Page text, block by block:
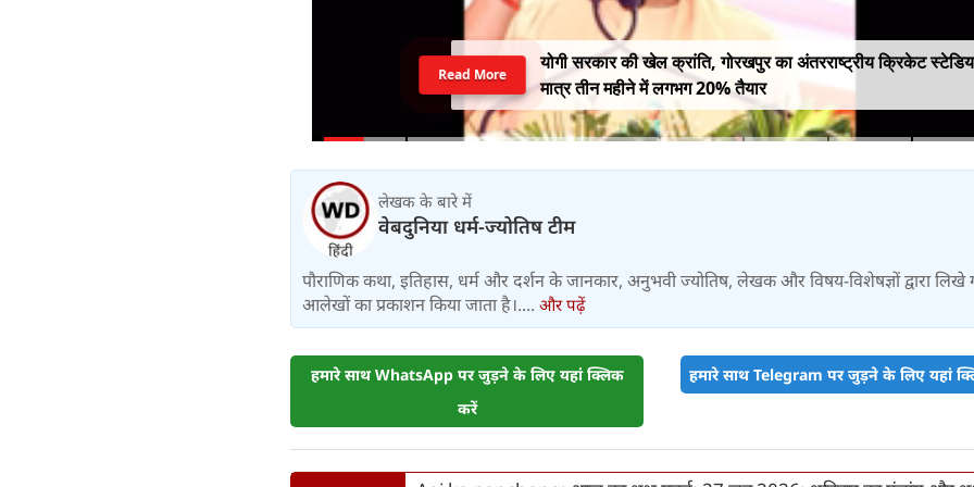
योगी सरकार की खेल क्रांति, गोरखपुर का अंतरराष्ट्रीय क्रिकेट
मात्र तीन महीने में लगभग 20% तैयार
Read More
लेखक के बारे में
वेबदुनिया धर्म-ज्योतिष टीम
पौराणिक कथा, इतिहास, धर्म और दर्शन के जानकार, अनुभवी ज्योतिष, लेखक और विषय-विशेषज्ञों द्वारा लिखे
आलेखों का प्रकाशन किया जाता है।.... और पढ़ें
हमारे साथ WhatsApp पर जुड़ने के लिए यहां क्लिक
करें
हमारे साथ Telegram पर जुड़ने के लिए यहां